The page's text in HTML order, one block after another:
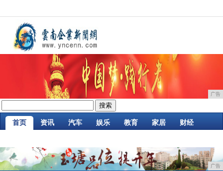
广告
首页 资讯 汽车 娱乐 教育 家居 财经
广告